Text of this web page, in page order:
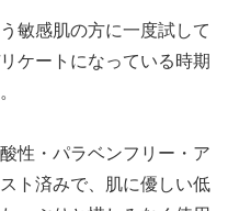
敏感肌の方に一度試して
ケートになっている時期
性・パラベンフリー・ア
ト済みで、肌に優しい低